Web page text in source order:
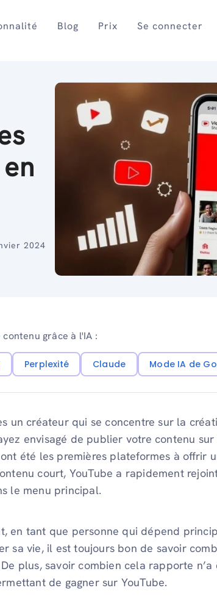
Blog Prix Se connecter
2024
contenu grâce à l'IA :
Perplexité Claude Mode IA de
un créateur qui se concentre sur la
envisagé de publier votre contenu
été les premières plateformes à offrir
court, YouTube a rapidement
le menu principal.
en tant que personne qui dépend
sa vie, il est toujours bon de savoir
plus, savoir combien cela rapporte
de gagner sur YouTube.